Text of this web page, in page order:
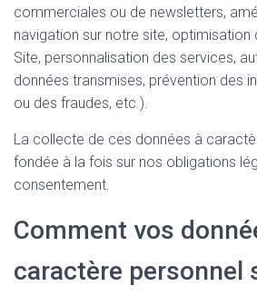
commerciales ou de newsletters,
navigation sur notre site, optimisation
Site, personnalisation des services,
données transmises, prévention des
ou des fraudes, etc.).
La collecte de ces données à
fondée à la fois sur nos obligations
consentement.
Comment vos
caractère personnel